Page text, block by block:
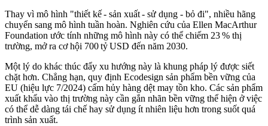
Thay vì mô hình "thiết kế - sản xuất - sử dụng - bỏ đi", nhiều hãng
chuyển sang mô hình tuần hoàn. Nghiên cứu của Ellen MacArthur
Foundation ước tính những mô hình này có thể chiếm 23 % thị
trường, mở ra cơ hội 700 tỷ USD đến năm 2030.
Một lý do khác thúc đẩy xu hướng này là khung pháp lý được siết
chặt hơn. Chẳng hạn, quy định Ecodesign sản phẩm bền vững của
EU (hiệu lực 7/2024) cấm hủy hàng dệt may tồn kho. Các sản phẩm
xuất khẩu vào thị trường này cần gắn nhãn bền vững thể hiện ở việc
có thể dễ dàng tái chế hay sử dụng ít nhiên liệu hơn trong suốt quá
trình sản xuất.